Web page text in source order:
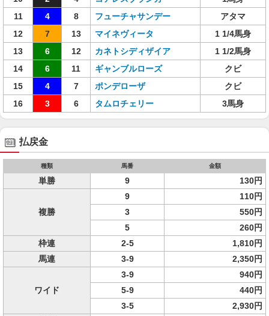
11
4 8 フューチャサンデー
アタマ
12
7 13 マイネヴィータ
1 1/4馬身
13
6 12 カネトシディザイア
1 1/2馬身
14
6 11 ギャンブルローズ
クビ
15
4 7 ポンデローザ
クビ
16
3 6 タムロチェリー 3馬身
払戻金
種類 馬番 金額
単勝 9 130円
複勝
9
110円
3
550円
5
260円
枠連
2-5
1,810円
馬連
3-9 2,350円
ワイド
3-9
940円
5-9
440円
3-5
2,930円